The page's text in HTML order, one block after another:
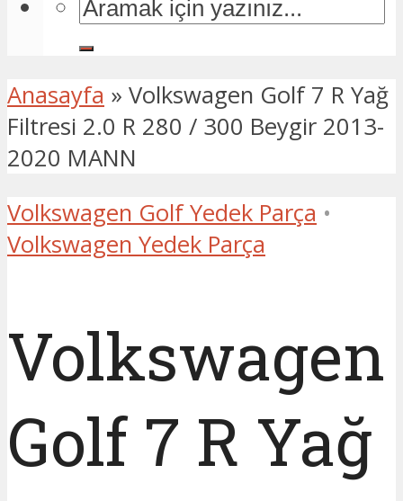
Anasayfa » Volkswagen Golf 7 R Yağ
Filtresi 2.0 R 280 / 300 Beygir 2013-
2020 MANN
Volkswagen Golf Yedek Parça •
Volkswagen Yedek Parça
Volkswagen
Golf 7 R Yağ